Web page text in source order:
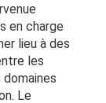
en charge
lieu à des
les
Le